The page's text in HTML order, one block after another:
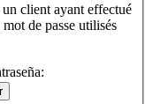
client ayant effectué
de passe utilisés